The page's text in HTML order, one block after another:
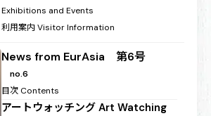
Exhibitions and Events
利用案内Visitor Information
News from EurAsia 第6号
no.6
目次 Contents
アートウォッチング Art Watching